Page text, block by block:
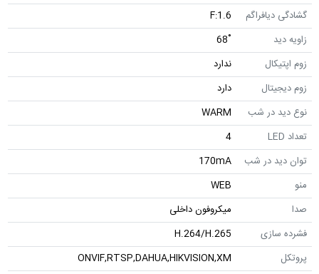
گشادگی دیافراگم
F:1.6
زاویه دید
˚68
زوم اپتیکال
ندارد
زوم دیجیتال
دارد
نوع دید در شب
WARM
تعداد LED
4
توان دید در شب
170mA
منو
WEB
صدا
میکروفون داخلی
فشرده سازی
H.264/H.265
پروتکل
ONVIF,RTSP,DAHUA,HIKVISION,XM